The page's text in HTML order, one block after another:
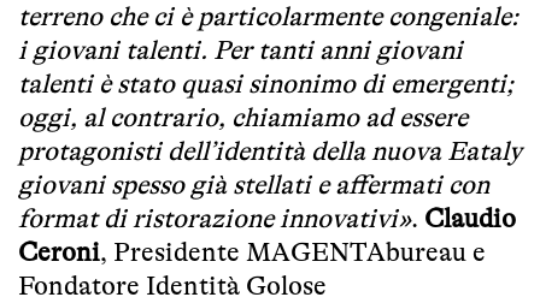
terreno che ci è particolarmente congeniale:
i giovani talenti. Per tanti anni giovani
talenti è stato quasi sinonimo di emergenti;
oggi, al contrario, chiamiamo ad essere
protagonisti dell’identità della nuova Eataly
giovani spesso già stellati e affermati con
format di ristorazione innovativi». Claudio
Ceroni, Presidente MAGENTAbureau e
Fondatore Identità Golose